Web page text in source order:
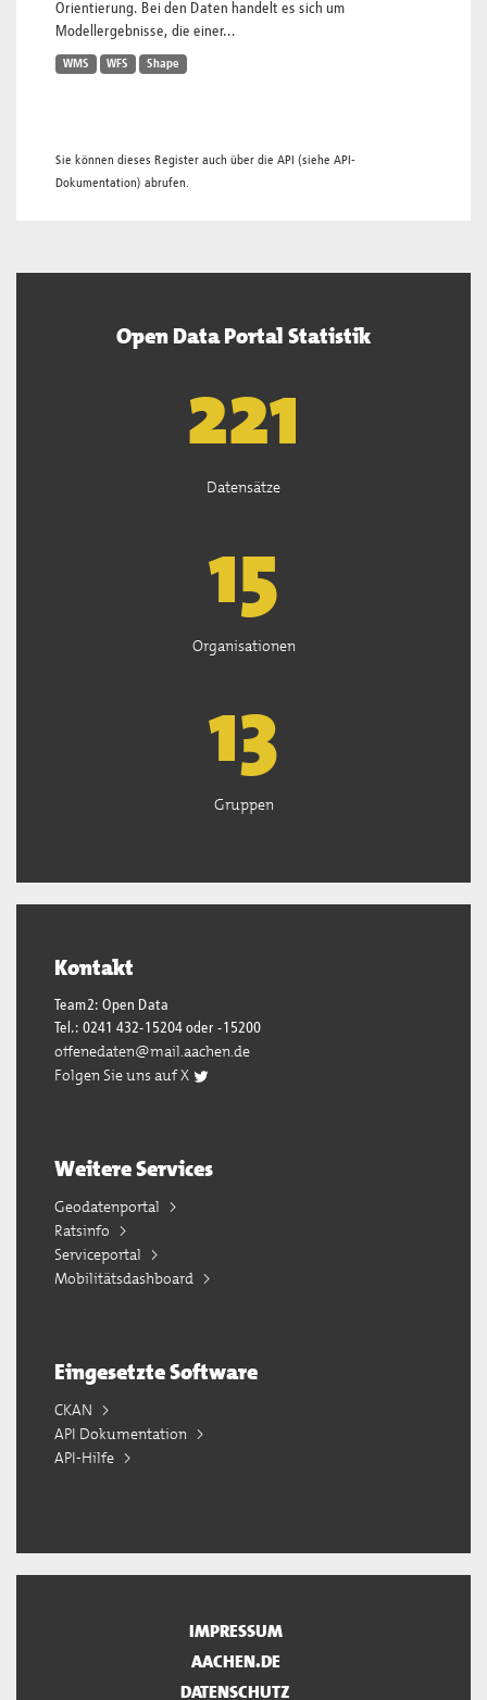
Orientierung. Bei den Daten handelt es sich um
Modellergebnisse, die einer...
WMS WFS Shape
Sie können dieses Register auch über die API (siehe API-
Dokumentation) abrufen.
Open Data Portal Statistik
222
Datensätze
15
Organisationen
13
Gruppen
Kontakt
Team2: Open Data
Tel.: 0241 432-15204 oder -15200
offenedaten@mail.aachen.de
Folgen Sie uns auf X
Weitere Services
Geodatenportal
Ratsinfo
Serviceportal
Mobilitätsdashboard
Eingesetzte Software
CKAN
API Dokumentation
API-Hilfe
IMPRESSUM
AACHEN.DE
DATENSCHUTZ